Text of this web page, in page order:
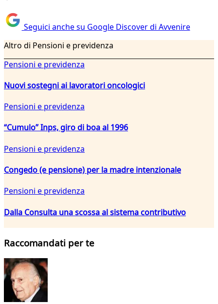
Seguici anche su Google Discover di Avvenire
Altro di Pensioni e previdenza
Pensioni e previdenza
Nuovi sostegni ai lavoratori oncologici
Pensioni e previdenza
“Cumulo” Inps, giro di boa al 1996
Pensioni e previdenza
Congedo (e pensione) per la madre intenzionale
Pensioni e previdenza
Dalla Consulta una scossa al sistema contributivo
Raccomandati per te